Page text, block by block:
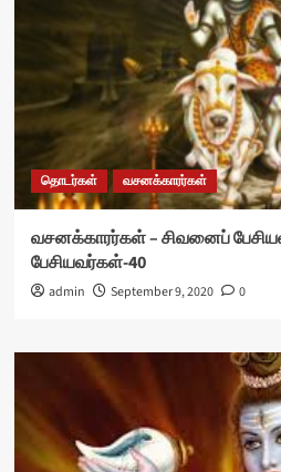
தொடர்கள் வசனக்காரர்கள்
வசனக்காரர்கள் – சிவனைப்
பேசியவர்கள்-40
admin September 9, 2020 0